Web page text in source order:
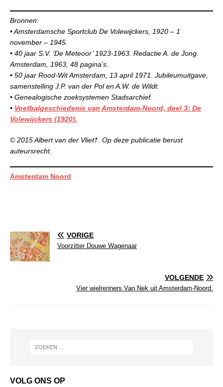
Bronnen:
• Amsterdamsche Sportclub De Volewijckers, 1920 – 1
november – 1945.
• 40 jaar S.V. ‘De Meteoor’ 1923-1963. Redactie A. de Jong.
Amsterdam, 1963, 48 pagina’s.
• 50 jaar Rood-Wit Amsterdam, 13 april 1971. Jubileumuitgave,
samenstelling J.P. van der Pol en A.W. de Wildt.
• Genealogische zoeksystemen Stadsarchief.
• Voetbalgeschiedenis van Amsterdam-Noord, deel 3: De
Volewijckers (1920).
© 2015 Albert van der Vliet†. Op deze publicatie berust
auteursrecht.
Amsterdam Noord
VORIGE
Voorzitter Douwe Wagenaar
VOLGENDE
Vier wielrenners Van Nek uit Amsterdam-Noord.
VOLG ONS OP